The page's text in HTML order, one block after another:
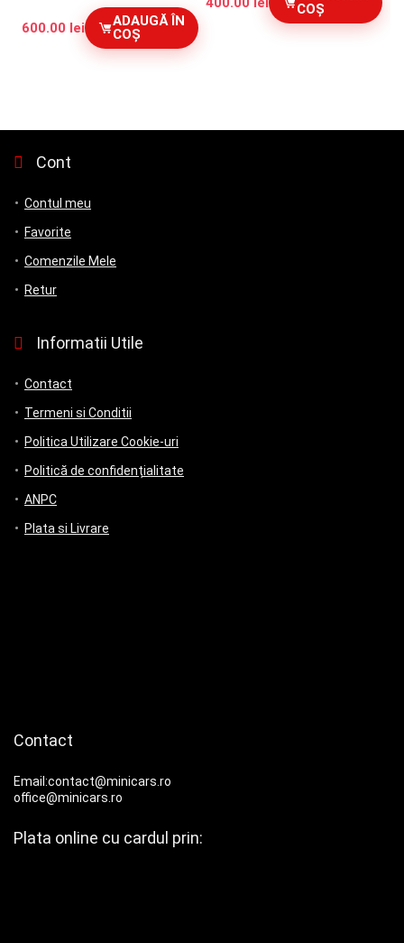
600.00 lei
ADAUGĂ ÎN
COȘ
COȘ
Cont
Contul meu
Favorite
Comenzile Mele
Retur
Informatii Utile
Contact
Termeni si Conditii
Politica Utilizare Cookie-uri
Politică de confidențialitate
ANPC
Plata si Livrare
Contact
Email:contact@minicars.ro
office@minicars.ro
Plata online cu cardul prin: